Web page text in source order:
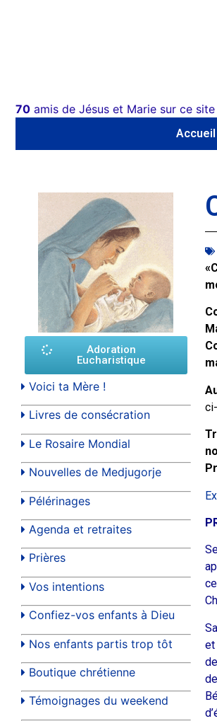
70 amis de Jésus et Marie sur ce
Accueil
Adoration
Eucharistique
Voici ta Mère !
Livres de consécration
Le Rosaire Mondial
Nouvelles de Medjugorje
Pélérinages
Agenda et retraites
Prières
Vos intentions
Confiez-vos enfants à Dieu
Nos enfants partis trop tôt
Boutique chrétienne
Témoignages du weekend
et